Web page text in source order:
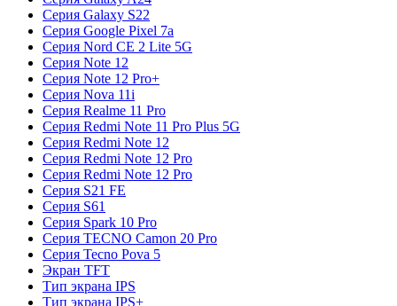
Серия Galaxy S22
Серия Google Pixel 7a
Серия Nord CE 2 Lite 5G
Серия Note 12
Серия Note 12 Pro+
Серия Nova 11i
Серия Realme 11 Pro
Серия Redmi Note 11 Pro Plus 5G
Серия Redmi Note 12
Серия Redmi Note 12 Pro
Серия Redmi Note 12 Pro
Серия S21 FE
Серия S61
Серия Spark 10 Pro
Серия TECNO Camon 20 Pro
Серия Tecno Pova 5
Экран TFT
Тип экрана IPS
Тип экрана IPS+